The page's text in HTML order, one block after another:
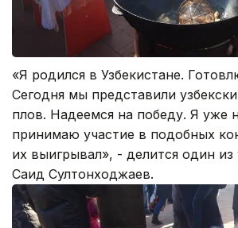
«Я родился в Узбекистане.
Сегодня мы представили
плов. Надеемся на победу. Я уже
принимаю участие в подобных
их выигрывал», - делится один из
Саид Султонходжаев.